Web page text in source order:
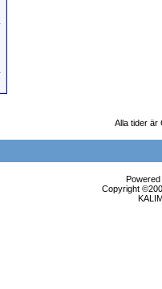
Alla tider är
Copyright